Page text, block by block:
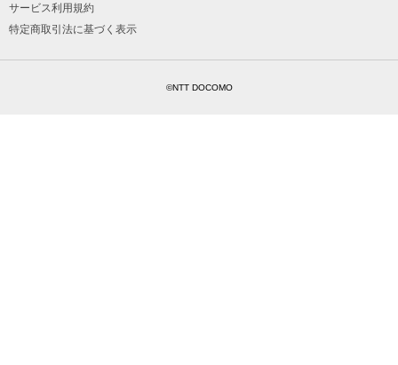
サービス利用規約
特定商取引法に基づく表示
©NTT DOCOMO